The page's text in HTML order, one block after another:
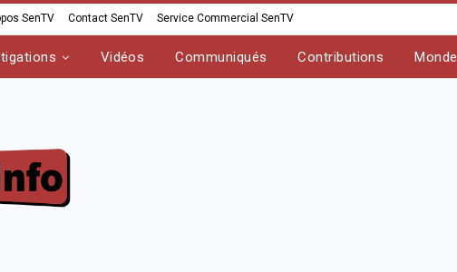
SenTV Contact SenTV Service Commercial SenTV
Vidéos Communiqués Contributions Monde